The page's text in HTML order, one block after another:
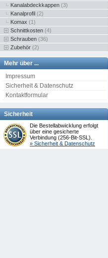
Kanalabdeckkappen (3)
Kanalprofil (2)
Komax (1)
Schnittkosten (4)
Schrauben (36)
Zubehör (2)
Mehr über ...
Impressum
Sicherheit & Datenschutz
Kontaktformular
Sicherheit
Die Bestellabwicklung erfolgt
über eine gesicherte
Verbindung (256-Bit-SSL).
» Sicherheit & Datenschutz